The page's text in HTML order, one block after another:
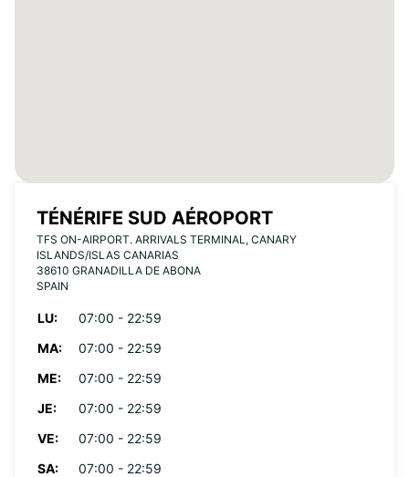
TÉNÉRIFE SUD AÉROPORT
TFS ON-AIRPORT. ARRIVALS TERMINAL, CANARY
ISLANDS/ISLAS CANARIAS
38610 GRANADILLA DE ABONA
SPAIN
LU:
07:00 - 22:59
MA:
07:00 - 22:59
ME:
07:00 - 22:59
JE:
07:00 - 22:59
VE:
07:00 - 22:59
SA:
07:00 - 22:59